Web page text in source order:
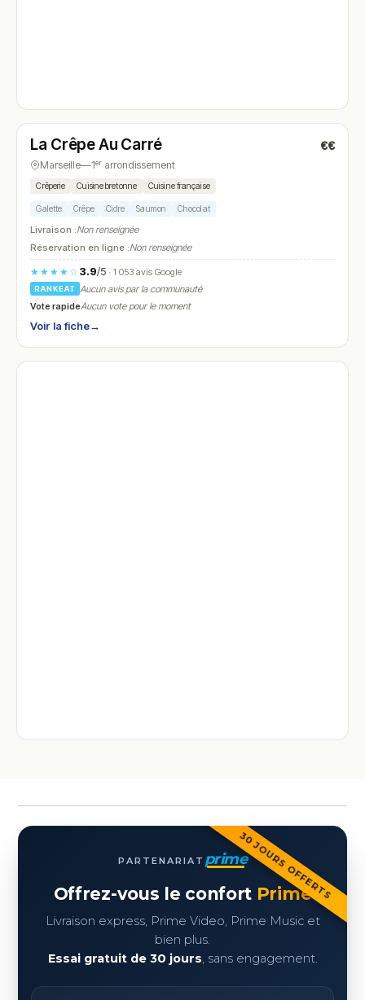
N° 4
La Crêpe Au Carré €€
Marseille—1ᵉʳ arrondissement
Crêperie Cuisine bretonne Cuisine française
Galette Crêpe Cidre Saumon Chocolat
Livraison :Non renseignée
Réservation en ligne :Non renseignée
★★★★☆ 3.9/5· 1 053 avis Google
RANKEAT
Aucun avis par la communauté
Vote rapideAucun vote pour le moment
Voir la fiche→
30 JOURS OFFERTS
PARTENARIAT prime
Offrez-vous le confort Prime
Livraison express, Prime Video, Prime Music et
bien plus.
Essai gratuit de 30 jours, sans engagement.